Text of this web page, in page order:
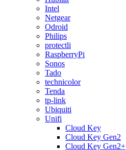
Intel
Netgear
Odroid
Philips
protectli
RaspberryPi
Sonos
Tado
technicolor
Tenda
tp-link
Ubiquiti
Unifi
Cloud Key
Cloud Key Gen2
Cloud Key Gen2+